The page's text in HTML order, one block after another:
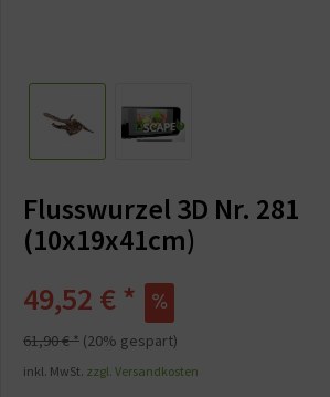
Flusswurzel 3D Nr. 281
(10x19x41cm)
49,52 € *
61,90 € * (20% gespart)
inkl. MwSt. zzgl. Versandkosten